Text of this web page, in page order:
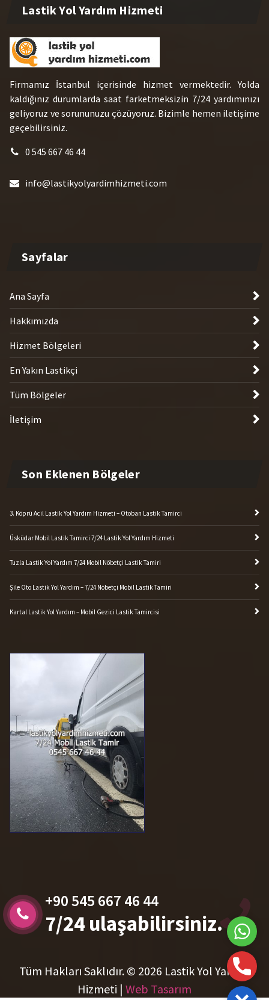
Firmamız İstanbul içerisinde hizmet vermektedir. Yolda
kaldığınız durumlarda saat farketmeksizin 7/24 yardımınızı
geliyoruz ve sorununuzu çözüyoruz. Bizimle hemen iletişime
geçebilirsiniz.
0 545 667 46 44
Ana Sayfa
Hizmet Bölgeleri
En Yakın Lastikçi
Tüm Bölgeler
İletişim
3. Köprü Acil Lastik Yol Yardım Hizmeti – Otoban Lastik Tamirci
Tüm Hakları Saklıdır. © 2026 Lastik Yol Yardım